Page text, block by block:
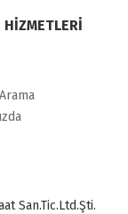
HİZMETLERİ
San.Tic.Ltd.Şti.